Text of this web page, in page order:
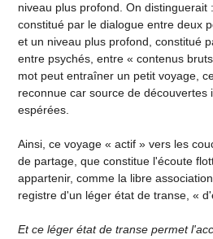
niveau plus profond. On distinguerait
constitué par le dialogue entre deux
et un niveau plus profond, constitué
entre psychés, entre « contenus
mot peut entraîner un petit voyage,
reconnue car source de découvertes
espérées.
Ainsi, ce voyage « actif » vers les
de partage, que constitue l'écoute
appartenir, comme la libre
registre d'un léger état de transe, «
Et ce léger état de transe permet